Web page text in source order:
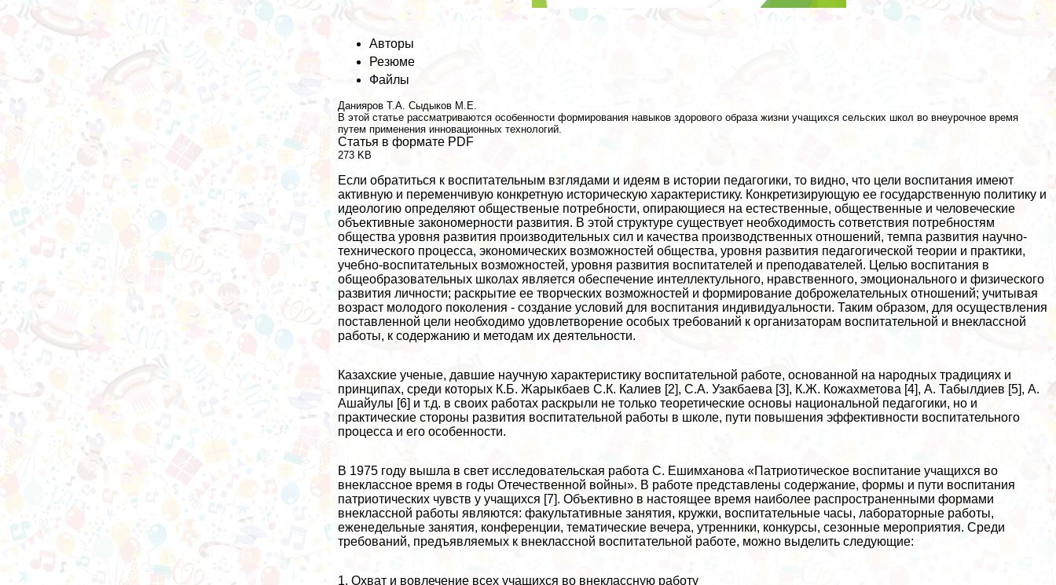
Авторы
Резюме
Файлы
Данияров Т.А.Сыдыков М.Е.
В этой статье рассматриваются особенности формирования навыков здорового образа жизни учащихся сельских школ во внеурочное время
путем применения инновационных технологий.
Статья в формате PDF
273 KB
Если обратиться к воспитательным взглядами и идеям в истории педагогики, то видно, что цели воспитания имеют
активную и переменчивую конкретную историческую хаpaктеристику. Конкретизирующую ее государственную политику и
идеологию определяют общественые потребности, опирающиеся на естественные, общественные и человеческие
объективные закономерности развития. В этой структуре существует необходимость сответствия потребностям
общества уровня развития производительных сил и качества производственных отношений, темпа развития научно-
технического процесса, экономических возможностей общества, уровня развития педагогической теории и пpaктики,
учебно-воспитательных возможностей, уровня развития воспитателей и преподавателей. Целью воспитания в
общеобразовательных школах является обеспечение интеллектульного, нравственного, эмоционального и физического
развития личности; раскрытие ее творческих возможностей и формирование доброжелательных отношений; учитывая
возраст молодого поколения - создание условий для воспитания индивидуальности. Таким образом, для осуществления
поставленной цели необходимо удовлетворение особых требований к организаторам воспитательной и внеклассной
работы, к содержанию и методам их деятельности.
Казахские ученые, давшие научную хаpaктеристику воспитательной работе, основанной на народных традициях и
принципах, среди которых К.Б. Жарыкбаев С.К. Калиев [2], С.А. Узакбаева [3], К.Ж. Кожахметова [4], А. Табылдиев [5], А.
Ашайулы [6] и т.д. в своих работах раскрыли не только теоретические основы национальной педагогики, но и
пpaктические стороны развития воспитательной работы в школе, пути повышения эффективности воспитательного
процесса и его особенности.
В 1975 году вышла в свет исследовательская работа С. Ешимханова «Патриотическое воспитание учащихся во
внеклассное время в годы Отечественной войны». В работе представлены содержание, формы и пути воспитания
патриотических чувств у учащихся [7]. Объективно в настоящее время наиболее распространенными формами
внеклассной работы являются: факультативные занятия, кружки, воспитательные часы, лабораторные работы,
еженедельные занятия, конференции, тематические вечера, утренники, конкурсы, сезонные мероприятия. Среди
требований, предъявляемых к внеклассной воспитательной работе, можно выделить следующие:
1. Охват и вовлечение всех учащихся во внеклассную работу